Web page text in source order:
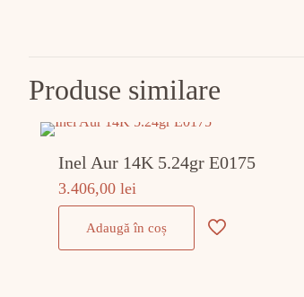
Produse similare
Inel Aur 14K 5.24gr E0175
3.406,00 lei
Adaugă în coș